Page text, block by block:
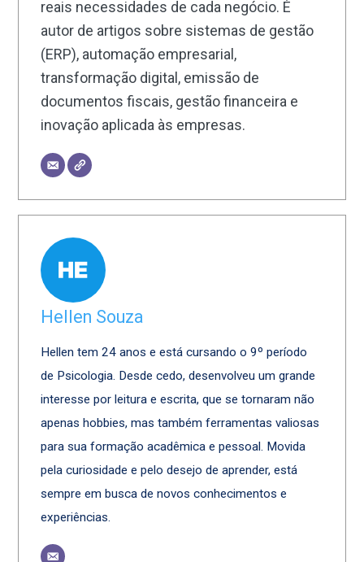
reais necessidades de cada negócio. É
autor de artigos sobre sistemas de gestão
(ERP), automação empresarial,
transformação digital, emissão de
documentos fiscais, gestão financeira e
inovação aplicada às empresas.
Hellen Souza
Hellen tem 24 anos e está cursando o 9º período
de Psicologia. Desde cedo, desenvolveu um grande
interesse por leitura e escrita, que se tornaram não
apenas hobbies, mas também ferramentas valiosas
para sua formação acadêmica e pessoal. Movida
pela curiosidade e pelo desejo de aprender, está
sempre em busca de novos conhecimentos e
experiências.